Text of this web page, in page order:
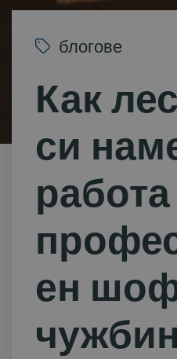
блогове
Как
си
работа
ен